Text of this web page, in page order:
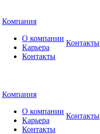
Компания
О компании
Карьера
Контакты
Контакты
Компания
О компании
Карьера
Контакты
Контакты